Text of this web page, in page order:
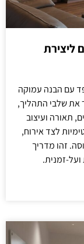
ליצירת
עם הבנה עמוקה
את שלבי התהליך,
תאורה ועיצוב
לצד אירוח,
זהו מדריך
זמנית.